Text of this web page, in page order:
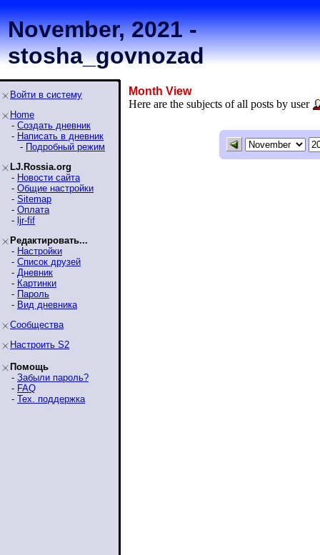
November, 2021 -
stosha_govnozad
Войти в систему
Home
- Создать дневник
- Написать в дневник
- Подробный режим
LJ.Rossia.org
- Новости сайта
- Общие настройки
- Sitemap
- Оплата
- ljr-fif
Редактировать...
- Настройки
- Список друзей
- Дневник
- Картинки
- Пароль
- Вид дневника
Сообщества
Настроить S2
Помощь
- Забыли пароль?
- FAQ
- Тех. поддержка
Month View
Here are the subjects of all posts by user